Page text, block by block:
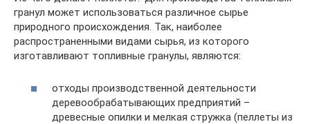
гранул может использоваться различное сырье
природного происхождения. Так, наиболее
распространенными видами сырья, из которого
изготавливают топливные гранулы, являются:
отходы производственной деятельности
деревообрабатывающих предприятий –
древесные опилки и мелкая стружка (пеллеты из